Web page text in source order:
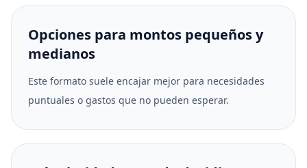
Opciones para montos pequeños y
medianos
Este formato suele encajar mejor para necesidades
puntuales o gastos que no pueden esperar.